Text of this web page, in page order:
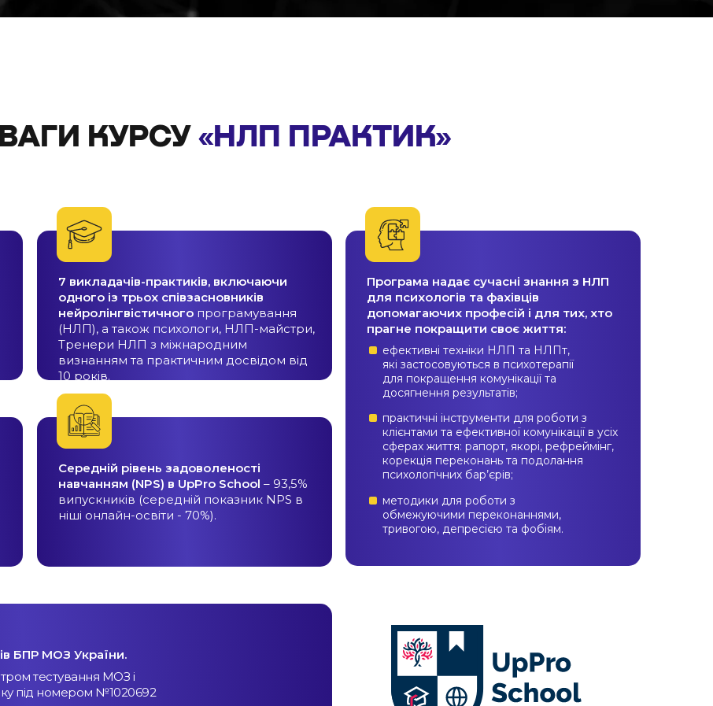
7 викладачів-практиків, включаючи
одного із трьох співзасновників
нейролінгвістичного програмування
(НЛП), а також психологи, НЛП-майстри,
Тренери НЛП з міжнародним
визнанням та практичним досвідом від
10 років.
Середній рівень задоволеності
навчанням (NPS) в UpPro School – 93,5%
випускників (середній показник NPS в
ніші онлайн-освіти - 70%).
БПР МОЗ України.
тестування МОЗ і
під номером №1020692
Програма надає сучасні знання з НЛП
для психологів та фахівців
допомагаючих професій і для тих, хто
прагне покращити своє життя:
ефективні техніки НЛП та НЛПт,
які застосовуються в психотерапії
для покращення комунікації та
досягнення результатів;
практичні інструменти для роботи з
клієнтами та ефективної комунікації в усіх
сферах життя: рапорт, якорі, рефреймінг,
корекція переконань та подолання
психологічних бар’єрів;
методики для роботи з
обмежуючими переконаннями,
тривогою, депресією та фобіям.
КУРСУ «НЛП ПРАКТИК»